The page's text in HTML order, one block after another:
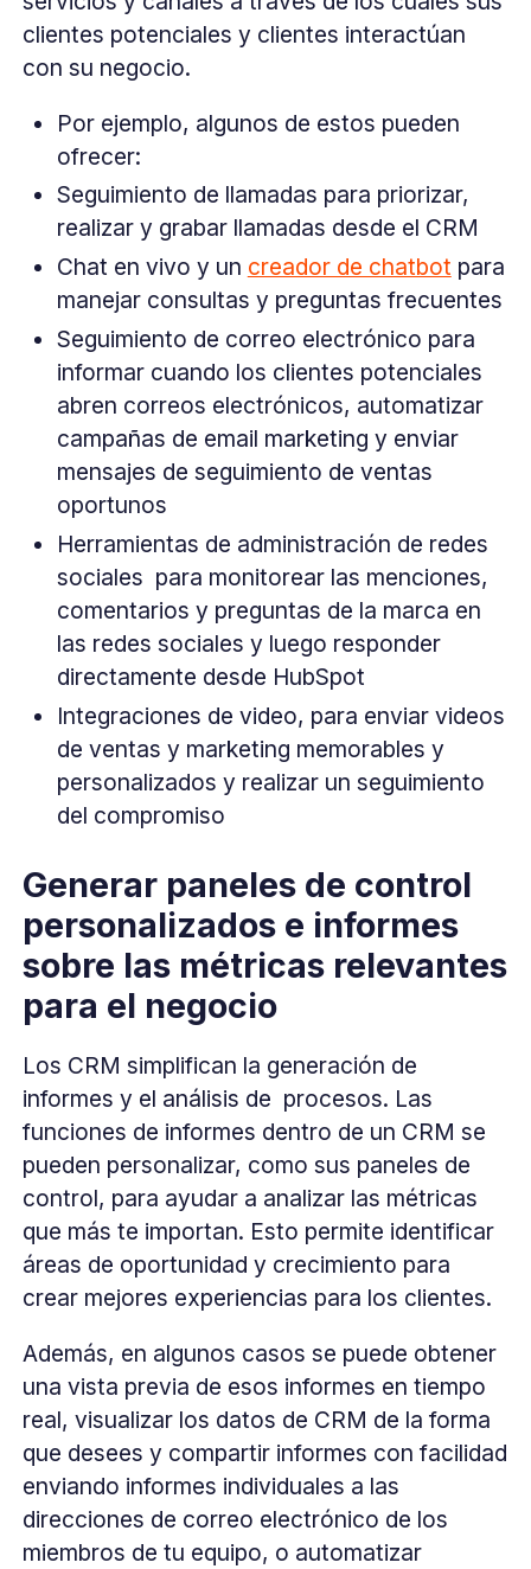
clientes potenciales y clientes interactúan
con su negocio.
Por ejemplo, algunos de estos pueden
ofrecer:
Seguimiento de llamadas para priorizar,
realizar y grabar llamadas desde el CRM
Chat en vivo y un creador de chatbot para
manejar consultas y preguntas frecuentes
Seguimiento de correo electrónico para
informar cuando los clientes potenciales
abren correos electrónicos, automatizar
campañas de email marketing y enviar
mensajes de seguimiento de ventas
oportunos
Herramientas de administración de redes
sociales para monitorear las menciones,
comentarios y preguntas de la marca en
las redes sociales y luego responder
directamente desde HubSpot
Integraciones de video, para enviar videos
de ventas y marketing memorables y
personalizados y realizar un seguimiento
del compromiso
Generar paneles de control
personalizados e informes
sobre las métricas relevantes
para el negocio
Los CRM simplifican la generación de
informes y el análisis de procesos. Las
funciones de informes dentro de un CRM se
pueden personalizar, como sus paneles de
control, para ayudar a analizar las métricas
que más te importan. Esto permite identificar
áreas de oportunidad y crecimiento para
crear mejores experiencias para los clientes.
Además, en algunos casos se puede obtener
una vista previa de esos informes en tiempo
real, visualizar los datos de CRM de la forma
que desees y compartir informes con facilidad
enviando informes individuales a las
direcciones de correo electrónico de los
miembros de tu equipo, o automatizar